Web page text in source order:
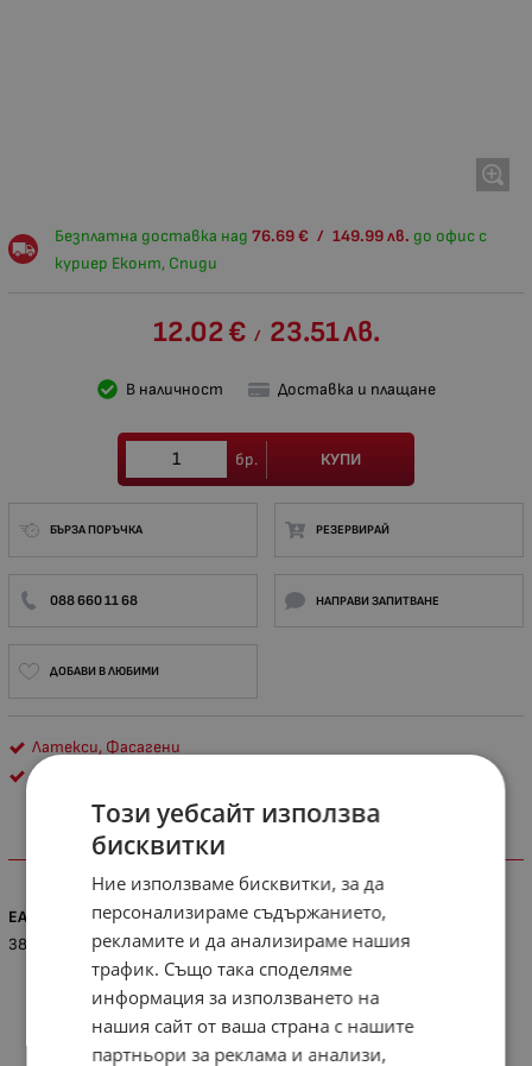
Безплатна доставка над 76.69 € / 149.99 лв. до офис с
куриер Еконт, Спиди
12.02€ / 23.51лв.
В наличност Доставка и плащане
бр. КУПИ
БЪРЗА ПОРЪЧКА РЕЗЕРВИРАЙ
088 660 11 68 НАПРАВИ ЗАПИТВАНЕ
ДОБАВИ В ЛЮБИМИ
Латекси, Фасагени
Оргахим
ХАРАКТЕРИСТИКИ
EAN
3800738553628
Този уебсайт използва
бисквитки
Ние използваме бисквитки, за да
персонализираме съдържанието,
рекламите и да анализираме нашия
трафик. Също така споделяме
информация за използването на
нашия сайт от ваша страна с нашите
партньори за реклама и анализи,